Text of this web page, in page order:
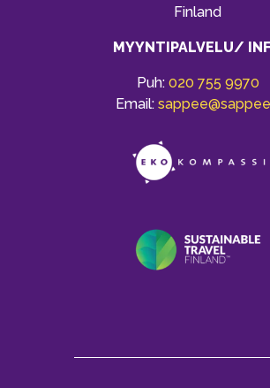
Finland
MYYNTIPALVELU/
Puh: 020 755 9970
Email: